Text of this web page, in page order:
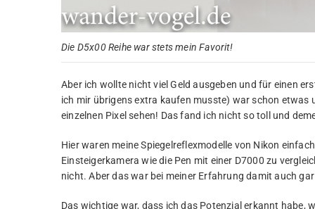
Die D5x00 Reihe war stets mein Favorit!
Aber ich wollte nicht viel Geld ausgeben und für einen
ich mir übrigens extra kaufen musste) war schon etwas
einzelnen Pixel sehen! Das fand ich nicht so toll und
Hier waren meine Spiegelreflexmodelle von Nikon
Einsteigerkamera wie die Pen mit einer D7000 zu
nicht. Aber das war bei meiner Erfahrung damit auch
Das wichtige war, dass ich das Potenzial erkannt habe,